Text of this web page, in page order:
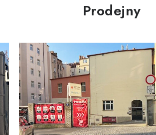
Prodejny